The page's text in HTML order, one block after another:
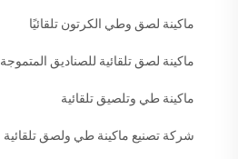
ماكينة لصق وطي الكرتون تلقائيًا
ماكينة لصق تلقائية للصناديق المتموجة
ماكينة طي وتلصيق تلقائية
شركة تصنيع ماكينة طي ولصق تلقائية